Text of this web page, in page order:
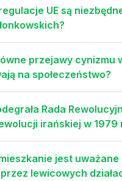
UE są
przejawy cynizmu
na społeczeństwo?
Rada
irańskiej w 1979
jest uważane
lewicowych